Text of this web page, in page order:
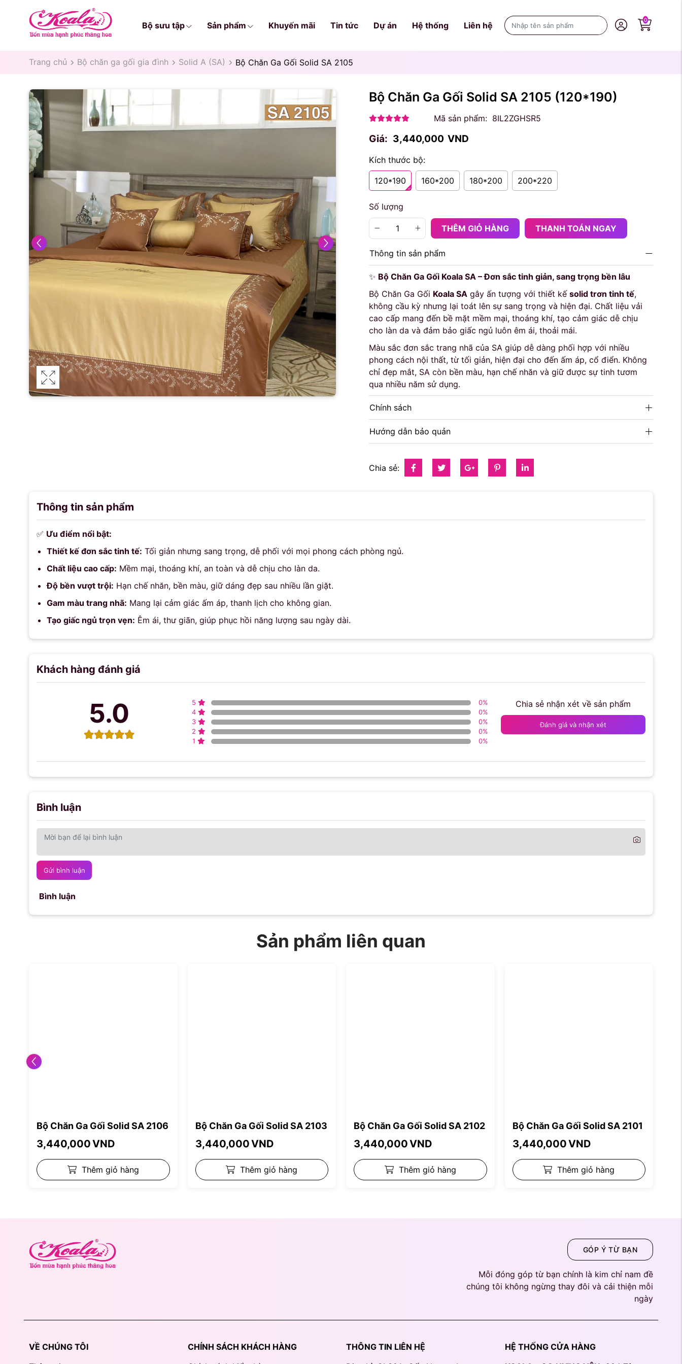
Bộ sưu tập Sản phẩm Khuyến mãi Tin tức Dự án Hệ thống Liên hệ
0
Trang chủ Bộ chăn ga gối gia đình Solid A (SA) Bộ Chăn Ga Gối Solid SA 2105
Bộ Chăn Ga Gối Solid SA 2105 (120*190)
Mã sản phẩm: 8IL2ZGHSR5
Giá: 3,440,000 VND
Kích thước bộ:
120*190 160*200 180*200 200*220
Số lượng
THÊM GIỎ HÀNG THANH TOÁN NGAY
Thông tin sản phẩm
✨ Bộ Chăn Ga Gối Koala SA – Đơn sắc tinh giản, sang trọng bền lâu
Bộ Chăn Ga Gối Koala SA gây ấn tượng với thiết kế solid trơn tinh tế,
không cầu kỳ nhưng lại toát lên sự sang trọng và hiện đại. Chất liệu vải
cao cấp mang đến bề mặt mềm mại, thoáng khí, tạo cảm giác dễ chịu
cho làn da và đảm bảo giấc ngủ luôn êm ái, thoải mái.
Màu sắc đơn sắc trang nhã của SA giúp dễ dàng phối hợp với nhiều
phong cách nội thất, từ tối giản, hiện đại cho đến ấm áp, cổ điển. Không
chỉ đẹp mắt, SA còn bền màu, hạn chế nhăn và giữ được sự tinh tươm
qua nhiều năm sử dụng.
Chính sách
Hướng dẫn bảo quản
Chia sẻ:
Thông tin sản phẩm
✅ Ưu điểm nổi bật:
Thiết kế đơn sắc tinh tế: Tối giản nhưng sang trọng, dễ phối với mọi phong cách phòng ngủ.
Chất liệu cao cấp: Mềm mại, thoáng khí, an toàn và dễ chịu cho làn da.
Độ bền vượt trội: Hạn chế nhăn, bền màu, giữ dáng đẹp sau nhiều lần giặt.
Gam màu trang nhã: Mang lại cảm giác ấm áp, thanh lịch cho không gian.
Tạo giấc ngủ trọn vẹn: Êm ái, thư giãn, giúp phục hồi năng lượng sau ngày dài.
Khách hàng đánh giá
5.0 5 0%
4
0%
3
0%
2
0%
1
0%
Chia sẻ nhận xét về sản phẩm
Đánh giá và nhận xét
Bình luận
Gửi bình luận
Bình luận
Sản phẩm liên quan
Bộ Chăn Ga Gối Solid SA 2106
3,440,000VND
Thêm giỏ hàng
Bộ Chăn Ga Gối Solid SA 2103
3,440,000VND
Thêm giỏ hàng
Bộ Chăn Ga Gối Solid SA 2102
3,440,000VND
Thêm giỏ hàng
Bộ Chăn Ga Gối Solid SA 2101
3,440,000VND
Thêm giỏ hàng
GÓP Ý TỪ BẠN
Mỗi đóng góp từ bạn chính là kim chỉ nam đề
chúng tôi không ngừng thay đôi và cải thiện mỗi
ngày
VỀ CHÚNG TÔI
CHÍNH SÁCH KHÁCH HÀNG
THÔNG TIN LIÊN HỆ
HỆ THỐNG CỬA HÀNG